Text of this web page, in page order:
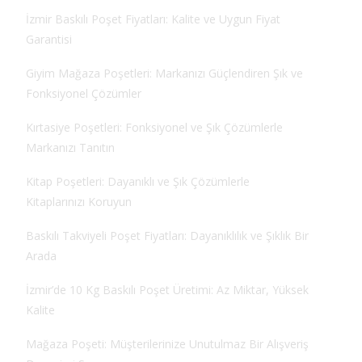
İzmir Baskılı Poşet Fiyatları: Kalite ve Uygun Fiyat
Garantisi
Giyim Mağaza Poşetleri: Markanızı Güçlendiren Şık ve
Fonksiyonel Çözümler
Kırtasiye Poşetleri: Fonksiyonel ve Şık Çözümlerle
Markanızı Tanıtın
Kitap Poşetleri: Dayanıklı ve Şık Çözümlerle
Kitaplarınızı Koruyun
Baskılı Takviyeli Poşet Fiyatları: Dayanıklılık ve Şıklık Bir
Arada
İzmir’de 10 Kg Baskılı Poşet Üretimi: Az Miktar, Yüksek
Kalite
Mağaza Poşeti: Müşterilerinize Unutulmaz Bir Alışveriş